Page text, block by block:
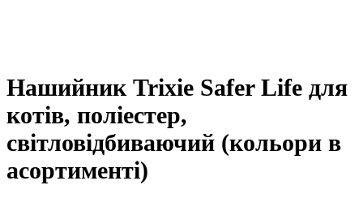
Нашийник Trixie Safer Life для
котів, поліестер,
світловідбиваючий (кольори в
асортименті)